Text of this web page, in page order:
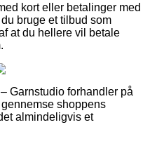
kort eller betalinger med
bruge et tilbud som
at du hellere vil betale
Garnstudio forhandler på
shoppens
almindeligvis et